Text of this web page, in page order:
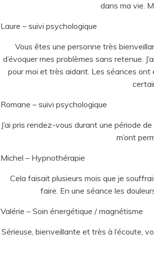
dans ma vie.
Laure – suivi psychologique
Vous êtes une personne très
d’évoquer mes problèmes sans retenue.
pour moi et très aidant. Les séances ont
Romane – suivi psychologique
J’ai pris rendez-vous durant une période
m’ont
Michel – Hypnothérapie
Cela faisait plusieurs mois que je
faire. En une séance les
Valérie – Soin énergétique / magnétisme
Sérieuse, bienveillante et très à l’écoute,